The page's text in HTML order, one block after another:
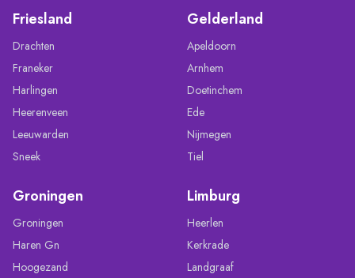
Friesland
Drachten
Franeker
Harlingen
Heerenveen
Leeuwarden
Sneek
Gelderland
Apeldoorn
Arnhem
Doetinchem
Ede
Nijmegen
Tiel
Groningen
Groningen
Haren Gn
Hoogezand
Limburg
Heerlen
Kerkrade
Landgraaf